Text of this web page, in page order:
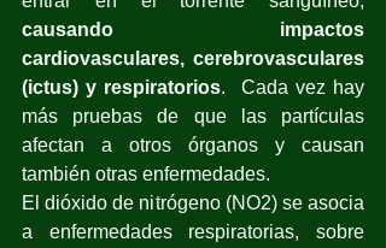
causando impactos
cardiovasculares, cerebrovasculares
(ictus) y respiratorios.  Cada vez hay
más pruebas de que las partículas
afectan a otros órganos y causan
también otras enfermedades.
El dióxido de nitrógeno (NO2) se asocia
a enfermedades respiratorias, sobre